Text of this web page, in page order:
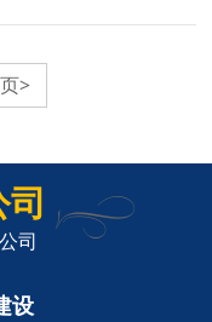
您网站建设seo优化的
>
司
设